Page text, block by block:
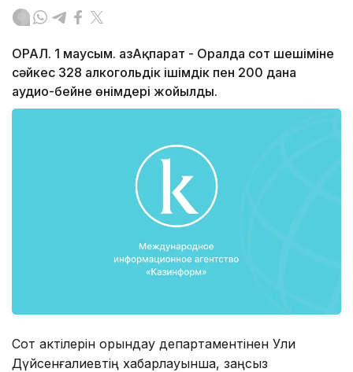
ОРАЛ. 1 маусым. ҚазАқпарат - Оралда сот шешіміне
сәйкес 328 алкогольдік ішімдік пен 200 дана
аудио-бейне өнімдері жойылды.
Сот актілерін орындау департаментінен Уәли
Дүйсенғалиевтің хабарлауынша, заңсыз